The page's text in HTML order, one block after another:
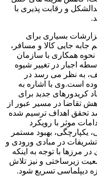
و رقابت پذیری با
بسیاری برای
جابه جایی کالا و مسافر،
نحوه همکاری با سازمان
اجبار در تغییر شیوه
به نظر می رسد در
است.وی با اشاره به
کریدورهای جدید برای
تقاضا در مسیر عبور از
تحقق اهداف ترسیم شده
موثر با رویکرد
یکپارچگی، بهبود مستمر
تشریفات در مبادی ورودی و
مرزها با توجه به اینکه
زیرساختی و نیز تلاش
دیپلماسی تسریع شود.